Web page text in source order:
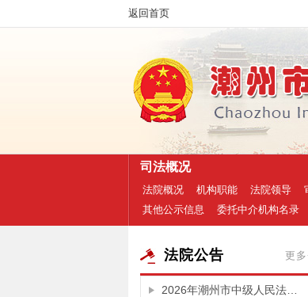
返回首页
司法概况
法院概况 机构职能 法院领导
其他公示信息
委托中介机构名录
更
法院公告
2026年潮州市中级人民法院公开招聘劳动合同制审判辅助人员和政府雇员拟聘（雇）用人员公示